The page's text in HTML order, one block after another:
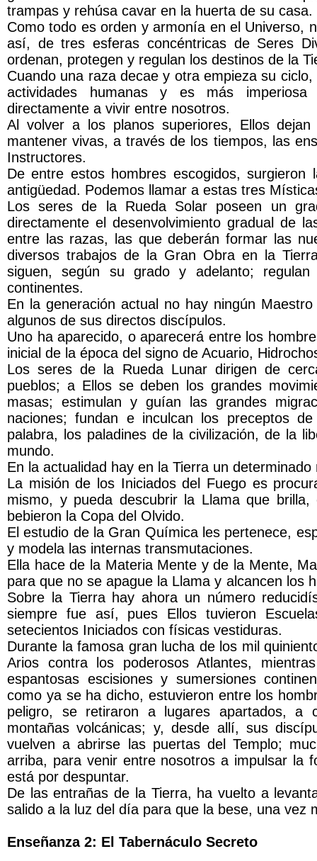
trampas y rehúsa cavar en la huerta de su casa.
Como todo es orden y armonía en el Universo,
así, de tres esferas concéntricas de Seres
ordenan, protegen y regulan los destinos de la
Cuando una raza decae y otra empieza su
actividades humanas y es más
directamente a vivir entre nosotros.
Al volver a los planos superiores, Ellos
mantener vivas, a través de los tiempos, las
Instructores.
De entre estos hombres escogidos, surgieron
antigüedad. Podemos llamar a estas tres
Los seres de la Rueda Solar poseen un
directamente el desenvolvimiento gradual de
entre las razas, las que deberán formar las
diversos trabajos de la Gran Obra en la
siguen, según su grado y adelanto;
continentes.
En la generación actual no hay ningún
algunos de sus directos discípulos.
Uno ha aparecido, o aparecerá entre los
inicial de la época del signo de Acuario,
Los seres de la Rueda Lunar dirigen de
pueblos; a Ellos se deben los grandes
masas; estimulan y guían las grandes
naciones; fundan e inculcan los preceptos
palabra, los paladines de la civilización, de la
mundo.
En la actualidad hay en la Tierra un
La misión de los Iniciados del Fuego es
mismo, y pueda descubrir la Llama que
bebieron la Copa del Olvido.
El estudio de la Gran Química les pertenece,
y modela las internas transmutaciones.
Ella hace de la Materia Mente y de la Mente,
para que no se apague la Llama y alcancen los
Sobre la Tierra hay ahora un número
siempre fue así, pues Ellos tuvieron
setecientos Iniciados con físicas vestiduras.
Durante la famosa gran lucha de los mil
Arios contra los poderosos Atlantes,
espantosas escisiones y sumersiones
como ya se ha dicho, estuvieron entre los
peligro, se retiraron a lugares apartados, a
montañas volcánicas; y, desde allí, sus
vuelven a abrirse las puertas del Templo;
arriba, para venir entre nosotros a impulsar la
está por despuntar.
De las entrañas de la Tierra, ha vuelto a
salido a la luz del día para que la bese, una vez
Enseñanza 2: El Tabernáculo Secreto